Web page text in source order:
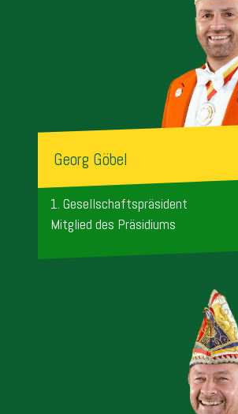
Georg Göbel
1. Gesellschaftspräsident
Mitglied des Präsidiums